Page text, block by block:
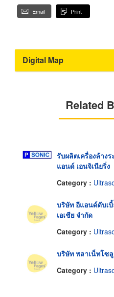
Email Print
Digital Map
Related
รับผลิตเครื่องล้าง
แอนด์ เอนจิเนียริ่ง
Category :
บริษัท อีแอนด์ดับเ
เอเชีย จำกัด
Category :
บริษัท พลาเน็ทโซ
Category :